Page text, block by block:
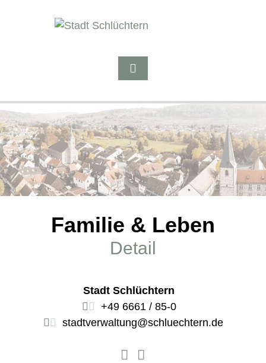
Familie & Leben
Detail
Stadt Schlüchtern
+49 6661 / 85-0
stadtverwaltung@schluechtern.de